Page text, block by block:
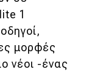
1
μορφές
νέοι -ένας